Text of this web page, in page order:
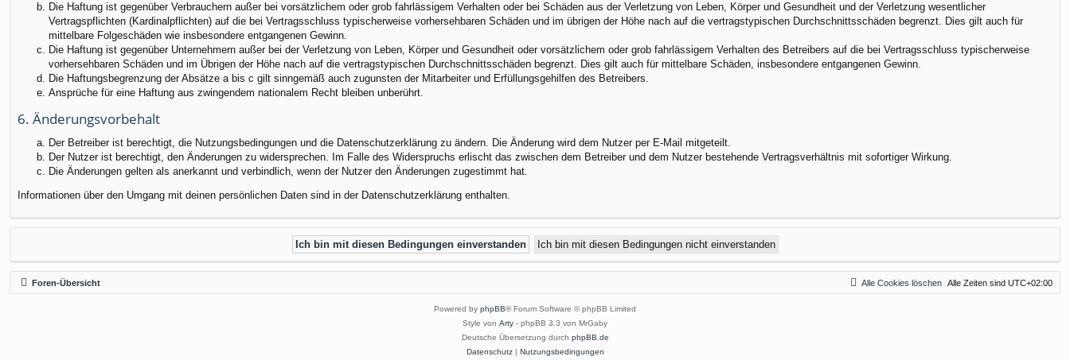
Die Haftung ist gegenüber Verbrauchern außer bei vorsätzlichem oder grob fahrlässigem Verhalten oder bei Schäden aus der Verletzung von Leben, Körper und Gesundheit und der Verletzung wesentlicher
Vertragspflichten (Kardinalpflichten) auf die bei Vertragsschluss typischerweise vorhersehbaren Schäden und im übrigen der Höhe nach auf die vertragstypischen Durchschnittsschäden begrenzt. Dies gilt auch für
mittelbare Folgeschäden wie insbesondere entgangenen Gewinn.
Die Haftung ist gegenüber Unternehmern außer bei der Verletzung von Leben, Körper und Gesundheit oder vorsätzlichem oder grob fahrlässigem Verhalten des Betreibers auf die bei Vertragsschluss typischerweise
vorhersehbaren Schäden und im Übrigen der Höhe nach auf die vertragstypischen Durchschnittsschäden begrenzt. Dies gilt auch für mittelbare Schäden, insbesondere entgangenen Gewinn.
Die Haftungsbegrenzung der Absätze a bis c gilt sinngemäß auch zugunsten der Mitarbeiter und Erfüllungsgehilfen des Betreibers.
Ansprüche für eine Haftung aus zwingendem nationalem Recht bleiben unberührt.
6. Änderungsvorbehalt
Der Betreiber ist berechtigt, die Nutzungsbedingungen und die Datenschutzerklärung zu ändern. Die Änderung wird dem Nutzer per E-Mail mitgeteilt.
Der Nutzer ist berechtigt, den Änderungen zu widersprechen. Im Falle des Widerspruchs erlischt das zwischen dem Betreiber und dem Nutzer bestehende Vertragsverhältnis mit sofortiger Wirkung.
Die Änderungen gelten als anerkannt und verbindlich, wenn der Nutzer den Änderungen zugestimmt hat.
Informationen über den Umgang mit deinen persönlichen Daten sind in der Datenschutzerklärung enthalten.
Foren-Übersicht Alle Zeiten sind UTC+02:00
Alle Cookies löschen
Powered by phpBB® Forum Software © phpBB Limited
Style von Arty - phpBB 3.3 von MrGaby
Deutsche Übersetzung durch phpBB.de
Datenschutz| Nutzungsbedingungen